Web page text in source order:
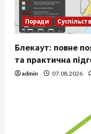
Поради
Блекаут: повне
та практична
admin 07.08.2026